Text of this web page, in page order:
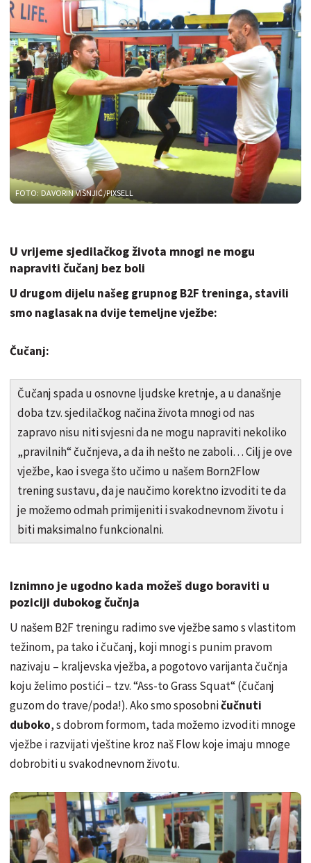
FOTO: DAVORIN VIŠNJIĆ/PIXSELL
U vrijeme sjedilačkog života mnogi ne mogu
napraviti čučanj bez boli
U drugom dijelu našeg grupnog B2F treninga, stavili
smo naglasak na dvije temeljne vježbe:
Čučanj:
Čučanj spada u osnovne ljudske kretnje, a u današnje
doba tzv. sjedilačkog načina života mnogi od nas
zapravo nisu niti svjesni da ne mogu napraviti nekoliko
„pravilnih“ čučnjeva, a da ih nešto ne zaboli… Cilj je ove
vježbe, kao i svega što učimo u našem Born2Flow
trening sustavu, da je naučimo korektno izvoditi te da
je možemo odmah primijeniti i svakodnevnom životu i
biti maksimalno funkcionalni.
Iznimno je ugodno kada možeš dugo boraviti u
poziciji dubokog čučnja
U našem B2F treningu radimo sve vježbe samo s vlastitom
težinom, pa tako i čučanj, koji mnogi s punim pravom
nazivaju – kraljevska vježba, a pogotovo varijanta čučnja
koju želimo postići – tzv. “Ass-to Grass Squat“ (čučanj
guzom do trave/poda!). Ako smo sposobničučnuti
duboko, s dobrom formom, tada možemo izvoditi mnoge
vježbe i razvijati vještine kroz naš Flow koje imaju mnoge
dobrobiti u svakodnevnom životu.